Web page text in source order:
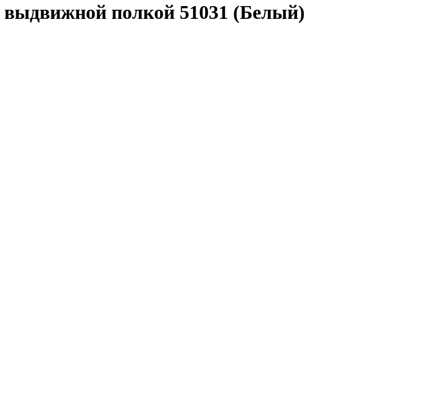
полкой 51031 (Белый)